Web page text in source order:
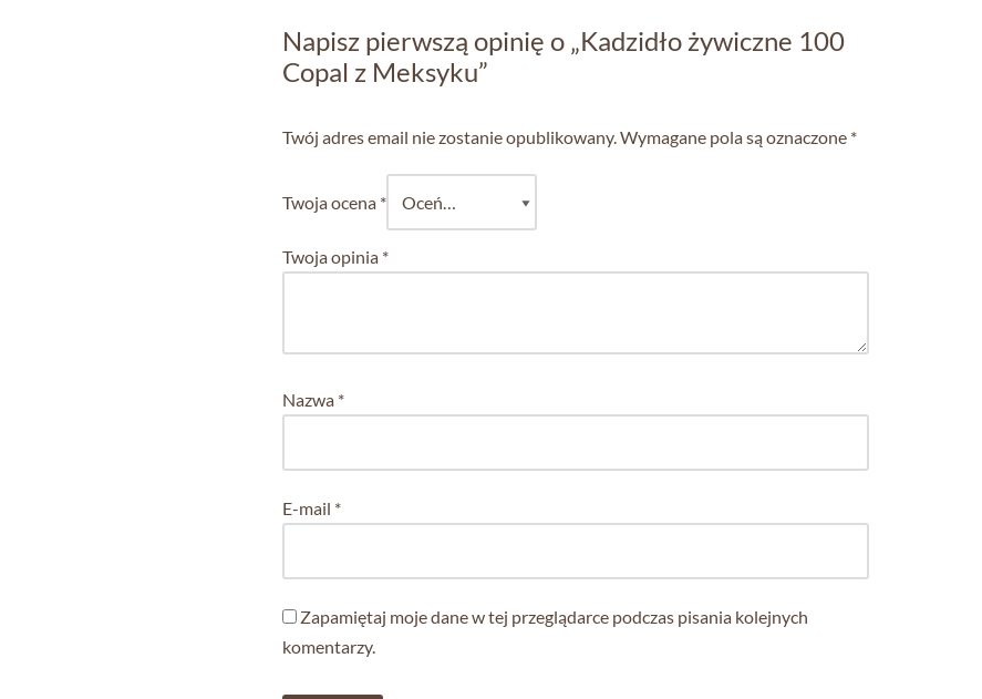
Napisz pierwszą opinię o „Kadzidło żywiczne 100
Copal z Meksyku”
Twój adres email nie zostanie opublikowany. Wymagane pola są oznaczone *
Twoja ocena *
Twoja opinia *
Nazwa *
E-mail *
Zapamiętaj moje dane w tej przeglądarce podczas pisania kolejnych
komentarzy.